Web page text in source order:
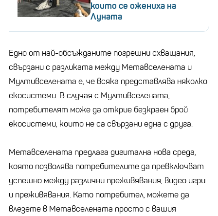
които се ожениха на
Луната
Едно от най-обсъжданите погрешни схващания,
свързани с разликата между Метавселената и
Мултивселената е, че всяка представлява няколко
екосистеми. В случая с Мултивселената,
потребителят може да открие безкраен брой
екосистеми, които не са свързани една с друга.
Метавселената предлага дигитална нова среда,
която позволява потребителите да превключват
успешно между различни преживявания, видео игри
и преживявания. Като потребител, можете да
влезете в Метавселената просто с вашия